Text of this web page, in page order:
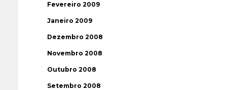
Fevereiro 2009
Janeiro 2009
Dezembro 2008
Novembro 2008
Outubro 2008
Setembro 2008